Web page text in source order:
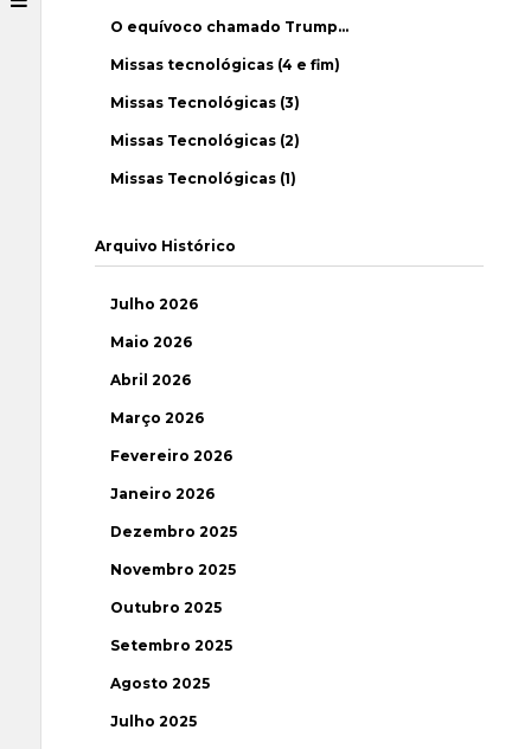
O equívoco chamado Trump…
Missas tecnológicas (4 e fim)
Missas Tecnológicas (3)
Missas Tecnológicas (2)
Missas Tecnológicas (1)
Arquivo Histórico
Julho 2026
Maio 2026
Abril 2026
Março 2026
Fevereiro 2026
Janeiro 2026
Dezembro 2025
Novembro 2025
Outubro 2025
Setembro 2025
Agosto 2025
Julho 2025